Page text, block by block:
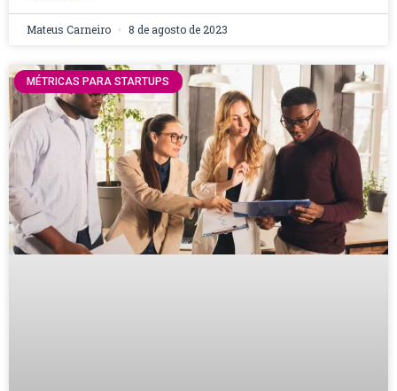
Mateus Carneiro 8 de agosto de 2023
MÉTRICAS PARA STARTUPS